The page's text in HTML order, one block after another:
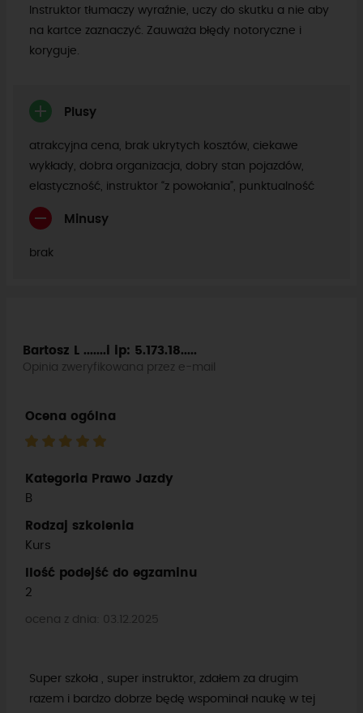
Instruktor tłumaczy wyraźnie, uczy do skutku a nie aby
na kartce zaznaczyć. Zauważa błędy notoryczne i
koryguje.
Plusy
atrakcyjna cena, brak ukrytych kosztów, ciekawe
wykłady, dobra organizacja, dobry stan pojazdów,
elastyczność, instruktor “z powołania”, punktualność
Minusy
brak
Ocena ogólna
Kategoria Prawo Jazdy
B
Rodzaj szkolenia
Kurs
Ilość podejść do egzaminu
2
ocena z dnia: 03.12.2025
Bartosz L .......i ip: 5.173.18.....
Opinia zweryfikowana przez e-mail
Super szkoła , super instruktor, zdałem za drugim
razem i bardzo dobrze będę wspominał naukę w tej